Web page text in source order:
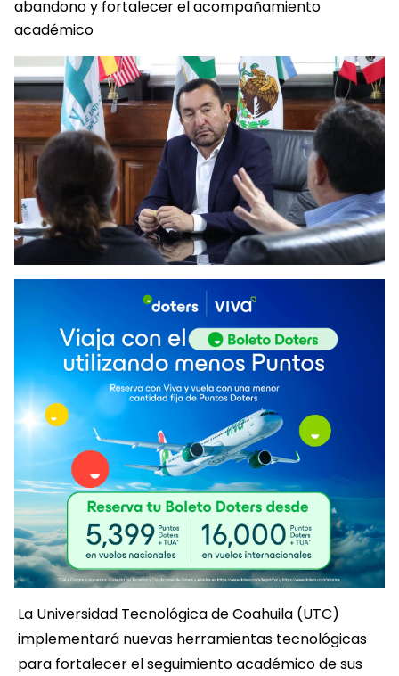
abandono y fortalecer el acompañamiento
académico
La Universidad Tecnológica de Coahuila (UTC)
implementará nuevas herramientas tecnológicas
para fortalecer el seguimiento académico de sus